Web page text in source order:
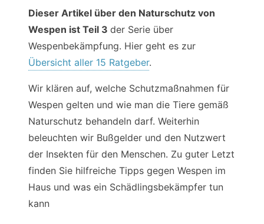
Dieser Artikel über den Naturschutz von
Wespen ist Teil 3 der Serie über
Wespenbekämpfung. Hier geht es zur
Übersicht aller 15 Ratgeber.
Wir klären auf, welche Schutzmaßnahmen für
Wespen gelten und wie man die Tiere gemäß
Naturschutz behandeln darf. Weiterhin
beleuchten wir Bußgelder und den Nutzwert
der Insekten für den Menschen. Zu guter Letzt
finden Sie hilfreiche Tipps gegen Wespen im
Haus und was ein Schädlingsbekämpfer tun
kann